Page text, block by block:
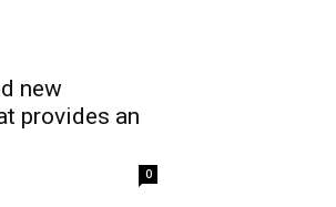
new
provides an
0